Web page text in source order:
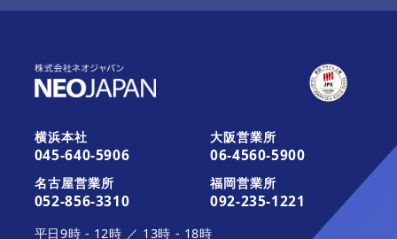
活用ガイド・その他のサポート
お知らせ
活用ガイド・その他のサポート
契約約款一覧
横浜本社
045-640-5906
大阪営業所
06-4560-5900
名古屋営業所
052-856-3310
福岡営業所
092-235-1221
平日9時 - 12時 ／ 13時 - 18時